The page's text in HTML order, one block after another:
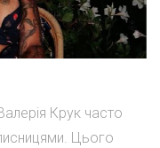
Крук часто
Цього